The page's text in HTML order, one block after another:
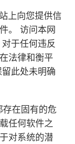
上向您提供信
。 访问本网
于任何违反
法律和衡平
此处未明确
在固有的危
任何软件之
对系统的潜